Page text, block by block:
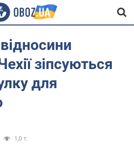
зіпсуються
для
1,0 т.